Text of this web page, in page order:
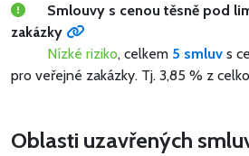
Smlouvy s cenou těsně pod
zakázky
Nízké riziko, celkem 5 smluv s
pro veřejné zakázky. Tj. 3,85 % z
Oblasti uzavřených